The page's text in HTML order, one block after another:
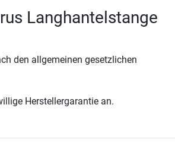
Langhantelstange
den allgemeinen gesetzlichen
Herstellergarantie an.